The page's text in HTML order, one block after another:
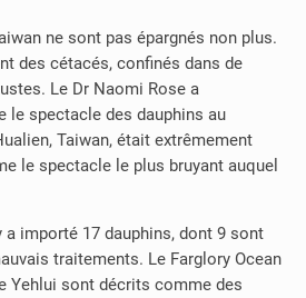
ne sont pas épargnés non plus.
des cétacés, confinés dans de
Le Dr Naomi Rose a
le spectacle des dauphins au
Taiwan, était extrêmement
le spectacle le plus bruyant auquel
a importé 17 dauphins, dont 9 sont
traitements. Le Farglory Ocean
Yehlui sont décrits comme des